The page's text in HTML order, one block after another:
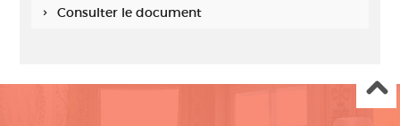
Consulter le document